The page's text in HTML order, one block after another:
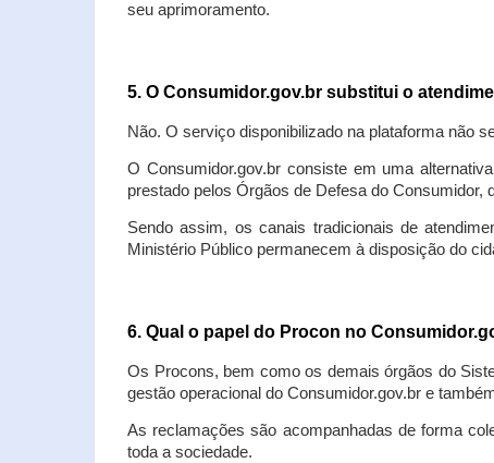
seu aprimoramento.
5. O Consumidor.gov.br substitui o
Não. O serviço disponibilizado na plataforma não
O Consumidor.gov.br consiste em uma
prestado pelos Órgãos de Defesa do
Sendo assim, os canais tradicionais de
Ministério Público permanecem à disposição do
6. Qual o papel do Procon no
Os Procons, bem como os demais órgãos do
gestão operacional do Consumidor.gov.br e
As reclamações são acompanhadas de forma
toda a sociedade.